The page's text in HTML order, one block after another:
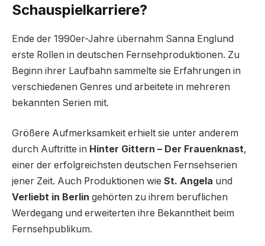
Schauspielkarriere?
Ende der 1990er-Jahre übernahm Sanna Englund
erste Rollen in deutschen Fernsehproduktionen. Zu
Beginn ihrer Laufbahn sammelte sie Erfahrungen in
verschiedenen Genres und arbeitete in mehreren
bekannten Serien mit.
Größere Aufmerksamkeit erhielt sie unter anderem
durch Auftritte in Hinter Gittern – Der Frauenknast,
einer der erfolgreichsten deutschen Fernsehserien
jener Zeit. Auch Produktionen wie St. Angela und
Verliebt in Berlin gehörten zu ihrem beruflichen
Werdegang und erweiterten ihre Bekanntheit beim
Fernsehpublikum.